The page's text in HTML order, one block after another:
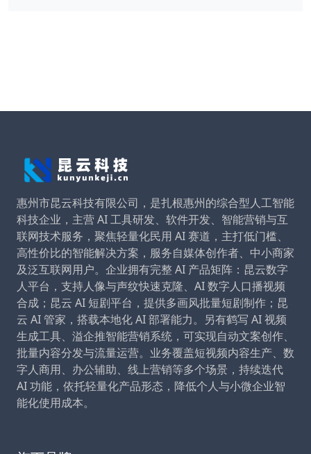
惠州市昆云科技有限公司，是扎根惠州的综合型人工智能
科技企业，主营 AI 工具研发、软件开发、智能营销与互
联网技术服务，聚焦轻量化民用 AI 赛道，主打低门槛、
高性价比的智能解决方案，服务自媒体创作者、中小商家
及泛互联网用户。企业拥有完整 AI 产品矩阵：昆云数字
人平台，支持人像与声纹快速克隆、AI 数字人口播视频
合成；昆云 AI 短剧平台，提供多画风批量短剧制作；昆
云 AI 管家，搭载本地化 AI 部署能力。另有鹤写 AI 视频
生成工具、溢企推智能营销系统，可实现自动文案创作、
批量内容分发与流量运营。业务覆盖短视频内容生产、数
字人商用、办公辅助、线上营销等多个场景，持续迭代
AI 功能，依托轻量化产品形态，降低个人与小微企业智
能化使用成本。